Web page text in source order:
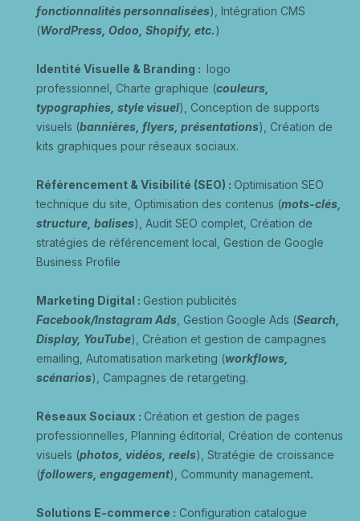
fonctionnalités personnalisées), Intégration CMS
(WordPress, Odoo, Shopify, etc.)
Identité Visuelle & Branding : logo
professionnel, Charte graphique (couleurs,
typographies, style visuel), Conception de supports
visuels (bannières, flyers, présentations), Création de
kits graphiques pour réseaux sociaux.
Référencement & Visibilité (SEO) : Optimisation SEO
technique du site, Optimisation des contenus (mots-clés,
structure, balises), Audit SEO complet, Création de
stratégies de référencement local, Gestion de Google
Business Profile
Marketing Digital : Gestion publicités
Facebook/Instagram Ads , Gestion Google Ads (Search,
Display, YouTube), Création et gestion de campagnes
emailing, Automatisation marketing (workflows,
scénarios), Campagnes de retargeting.
Réseaux Sociaux : Création et gestion de pages
professionnelles, Planning éditorial, Création de contenus
visuels (photos, vidéos, reels), Stratégie de croissance
(followers, engagement), Community management.
Solutions E-commerce : Configuration catalogue